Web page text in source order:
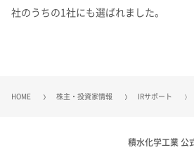
社のうちの1社にも選ばれました。
HOME 株主・投資家情報 IRサポート
積水化学工業 公